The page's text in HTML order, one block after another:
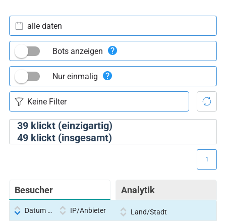
39klickt (einzigartig)
49klickt (insgesamt)
alle daten
Bots anzeigen
Nur einmalig
Besucher Analytik
1
Datum und Uhrzeit IP/Anbieter Land/Stadt